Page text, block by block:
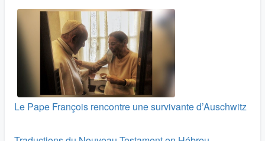
Le Pape François rencontre une survivante d’Auschwitz